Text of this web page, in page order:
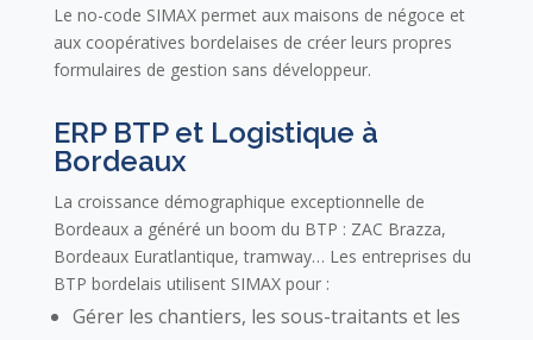
Le no-code SIMAX permet aux maisons de négoce et
aux coopératives bordelaises de créer leurs propres
formulaires de gestion sans développeur.
ERP BTP et Logistique à
Bordeaux
La croissance démographique exceptionnelle de
Bordeaux a généré un boom du BTP : ZAC Brazza,
Bordeaux Euratlantique, tramway… Les entreprises du
BTP bordelais utilisent SIMAX pour :
Gérer les chantiers, les sous-traitants et les